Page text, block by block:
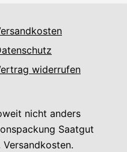
widerrufen
nicht anders
Saatgut